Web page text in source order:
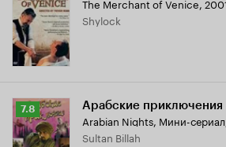
The Merchant of Venice,
Shylock
Рейтинг
Кинопоиска
7.8
7.8 Арабские приключения
Arabian Nights, Мини-
Sultan Billah